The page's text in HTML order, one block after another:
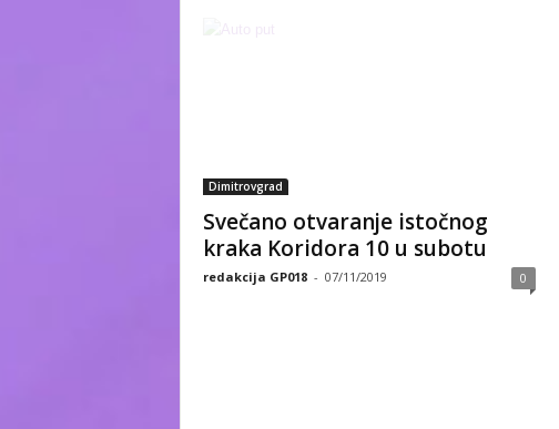
Dimitrovgrad
Svečano otvaranje istočnog
kraka Koridora 10 u subotu
redakcija GP018 - 07/11/2019 0